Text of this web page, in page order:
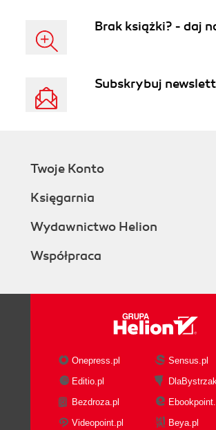
Brak książki? - daj
Subskrybuj
Twoje Konto
Księgarnia
Wydawnictwo Helion
Współpraca
Onepress.pl
Sensus.pl
Editio.pl
Bezdroza.pl
Videopoint.pl
Beya.pl